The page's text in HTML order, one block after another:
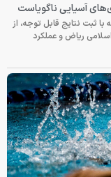
ثبت نتایج قابل توجه، از
ریاض و عملکرد